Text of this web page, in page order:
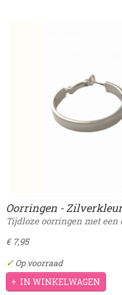
Oorringen -
Tijdloze oorringen met
€ 7,95
✓ Op voorraad
IN WINKELWAGEN